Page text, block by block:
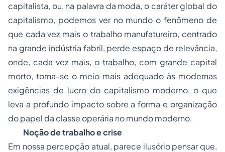
capitalista, ou, na palavra da moda, o caráter global do
capitalismo, podemos ver no mundo o fenômeno de
que cada vez mais o trabalho manufatureiro, centrado
na grande indústria fabril, perde espaço de relevância,
onde, cada vez mais, o trabalho, com grande capital
morto, torna-se o meio mais adequado às modernas
exigências de lucro do capitalismo moderno, o que
leva a profundo impacto sobre a forma e organização
do papel da classe operária no mundo moderno.
Noção de trabalho e crise
Em nossa percepção atual, parece ilusório pensar que,